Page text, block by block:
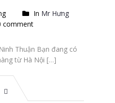
In Mr Hưng
comment
Thuận Bạn đang có
từ Hà Nội […]